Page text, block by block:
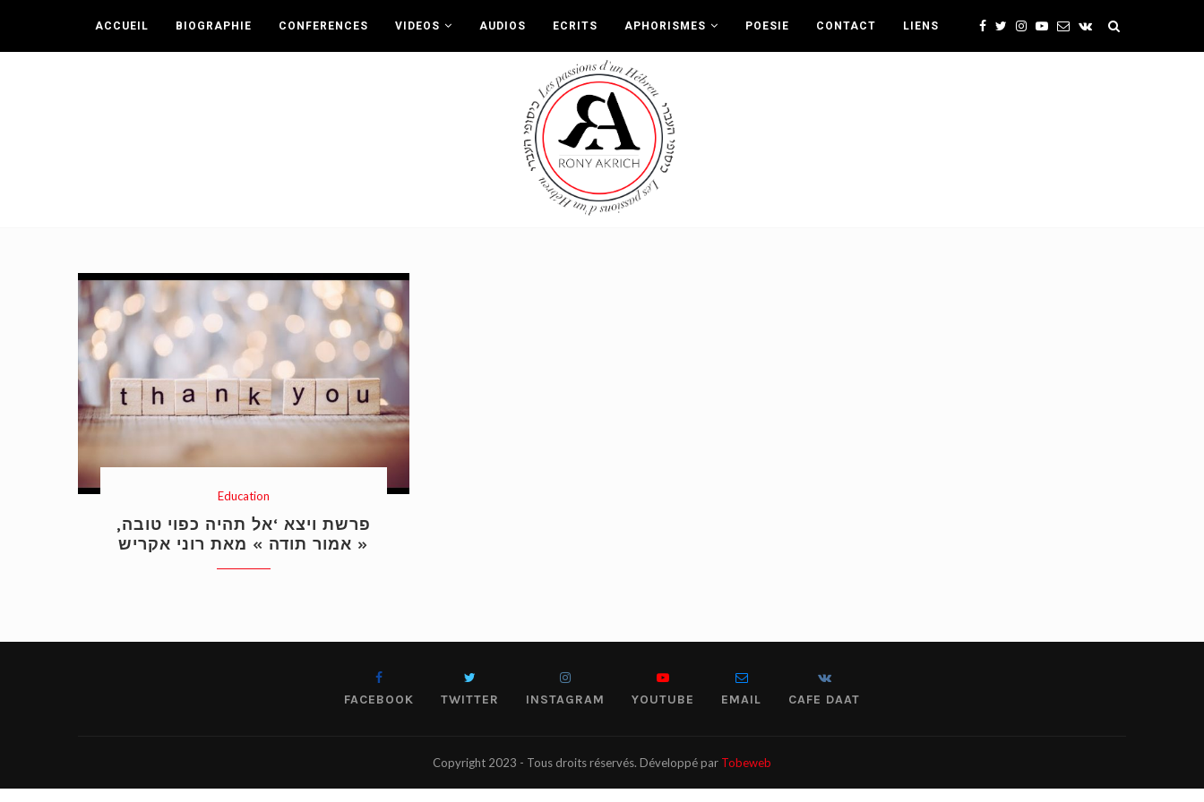
ACCUEIL BIOGRAPHIE CONFERENCES VIDEOS AUDIOS ECRITS APHORISMES POESIE CONTACT LIENS
Education
פרשת ויצא ‘אל תהיה כפוי טובה,
אמור תודה » מאת רוני אקריש »
FACEBOOK TWITTER INSTAGRAM YOUTUBE EMAIL CAFE DAAT
Copyright 2023 - Tous droits réservés. Développé par Tobeweb